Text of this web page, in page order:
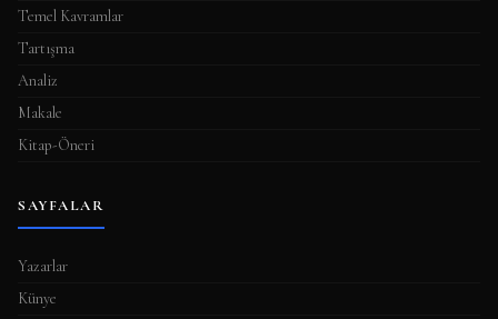
Temel Kavramlar
Tartışma
Analiz
Makale
Kitap-Öneri
SAYFALAR
Yazarlar
Künye